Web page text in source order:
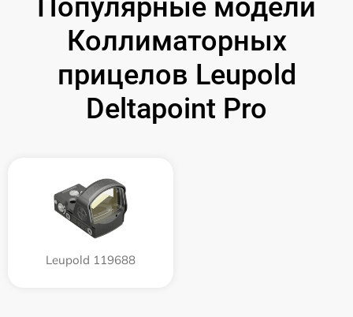
Популярные модели
Коллиматорных
прицелов Leupold
Deltapoint Pro
Leupold 119688